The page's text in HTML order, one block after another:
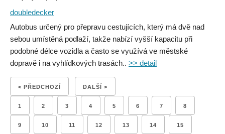
doubledecker
Autobus určený pro přepravu cestujících, který má dvě nad
sebou umístěná podlaží, takže nabízí vyšší kapacitu při
podobné délce vozidla a často se využívá ve městské
dopravě i na vyhlídkových trasách.. >> detail
< PŘEDCHOZÍ DALŠÍ >
1 2 3 4 5 6 7 8
9 10 11 12 13 14 15